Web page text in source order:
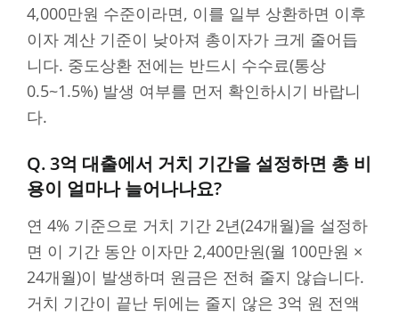
4,000만원 수준이라면, 이를 일부 상환하면 이후
이자 계산 기준이 낮아져 총이자가 크게 줄어듭
니다. 중도상환 전에는 반드시 수수료(통상
0.5~1.5%) 발생 여부를 먼저 확인하시기 바랍니
다.
Q. 3억 대출에서 거치 기간을 설정하면 총 비
용이 얼마나 늘어나나요?
연 4% 기준으로 거치 기간 2년(24개월)을 설정하
면 이 기간 동안 이자만 2,400만원(월 100만원 ×
24개월)이 발생하며 원금은 전혀 줄지 않습니다.
거치 기간이 끝난 뒤에는 줄지 않은 3억 원 전액